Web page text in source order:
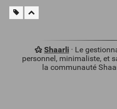
Shaarli· Le
personnel, minimaliste, et
la communauté